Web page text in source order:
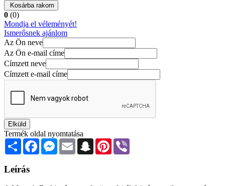
Kosárba rakom
0 (0)
Mondja el véleményét!
Ismerősnek ajánlom
Az Ön neve
Az Ön e-mail címe
Címzett neve
Címzett e-mail címe
Elküld
Termék oldal nyomtatása
Share FacebookMessenger
Email SnapchatPinterest
Leírás